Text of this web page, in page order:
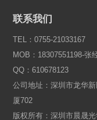
联系我们
TEL：0755-21033167
MOB：18307551198-张
QQ：610678123
公司地址：深圳市龙华
厦702
版权所有：深圳市晨晟